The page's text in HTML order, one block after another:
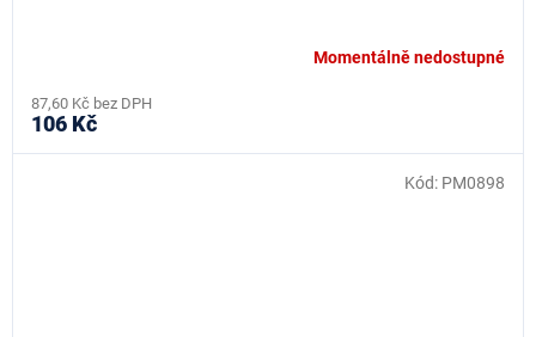
Momentálně nedostupné
87,60 Kč bez DPH
106 Kč
Kód: PM0898